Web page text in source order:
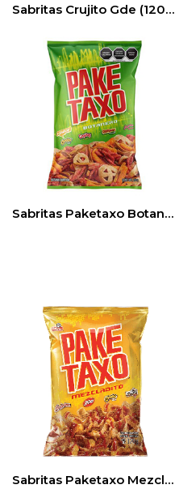
Sabritas Crujito Gde (120gr) 3pack
Sabritas Paketaxo Botanero grande
Sabritas Paketaxo Mezcladito grande